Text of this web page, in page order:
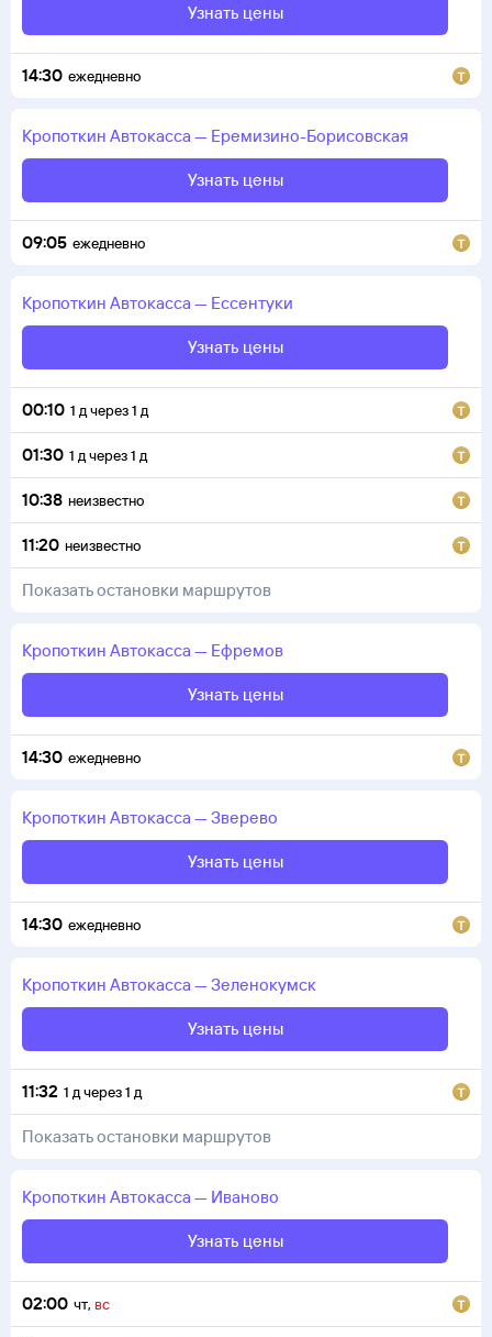
Узнать цены
14:30 ежедневно
Кропоткин Автокасса — Еремизино-Борисовская
Узнать цены
09:05 ежедневно
Кропоткин Автокасса — Ессентуки
Узнать цены
00:10 1 дчерез1 д
01:30 1 дчерез1 д
10:38 неизвестно
11:20 неизвестно
Показать остановки маршрутов
Кропоткин Автокасса — Ефремов
Узнать цены
14:30 ежедневно
Кропоткин Автокасса —Зверево
Узнать цены
14:30 ежедневно
Кропоткин Автокасса —Зеленокумск
Узнать цены
11:32 1 дчерез1 д
Показать остановки маршрутов
Кропоткин Автокасса — Иваново
Узнать цены
02:00 чт, вс